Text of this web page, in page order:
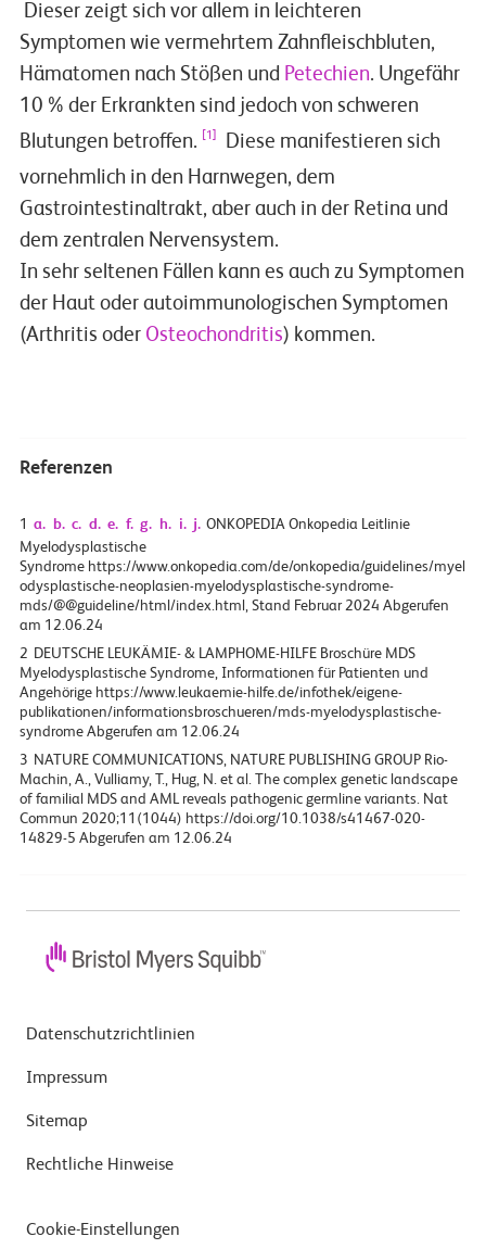
Dieser zeigt sich vor allem in leichteren
Symptomen wie vermehrtem Zahnfleischbluten,
Hämatomen nach Stößen und Petechien. Ungefähr
10 % der Erkrankten sind jedoch von schweren
Blutungen betroffen.
[1]
Diese manifestieren sich
vornehmlich in den Harnwegen, dem
Gastrointestinaltrakt, aber auch in der Retina und
dem zentralen Nervensystem.
In sehr seltenen Fällen kann es auch zu Symptomen
der Haut oder autoimmunologischen Symptomen
(Arthritis oder Osteochondritis) kommen.
Referenzen
1 a. b. c. d. e. f. g. h. i. j. ONKOPEDIA Onkopedia Leitlinie
Myelodysplastische
Syndrome https://www.onkopedia.com/de/onkopedia/guidelines/myel
odysplastische-neoplasien-myelodysplastische-syndrome-
mds/@@guideline/html/index.html, Stand Februar 2024 Abgerufen
am 12.06.24
2 DEUTSCHE LEUKÄMIE- & LAMPHOME-HILFE Broschüre MDS
Myelodysplastische Syndrome, Informationen für Patienten und
Angehörige https://www.leukaemie-hilfe.de/infothek/eigene-
publikationen/informationsbroschueren/mds-myelodysplastische-
syndrome Abgerufen am 12.06.24
3 NATURE COMMUNICATIONS, NATURE PUBLISHING GROUP Rio-
Machin, A., Vulliamy, T., Hug, N. et al. The complex genetic landscape
of familial MDS and AML reveals pathogenic germline variants. Nat
Commun 2020;11(1044) https://doi.org/10.1038/s41467-020-
14829-5 Abgerufen am 12.06.24
Datenschutzrichtlinien
Impressum
Sitemap
Rechtliche Hinweise
Cookie-Einstellungen